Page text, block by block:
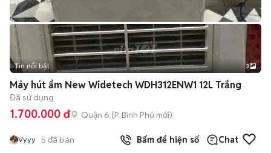
Tin nổi bật 3
Máy hút ẩm New Widetech WDH312ENW1 12L Trắng
Đã sử dụng
1.700.000 đ Quận 6 (P. Bình Phú mới)
Vyyy 5 đã bán Bấm để hiện số Chat